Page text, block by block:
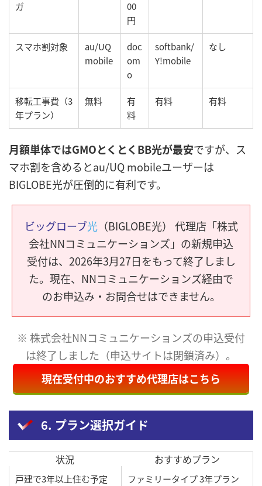
ガ
00
円
スマホ割対象
au/UQ
mobile
doc
om
o
softbank/
Y!mobile
なし
移転工事費（3
年プラン）
無料
有
料
有料 有料
月額単体ではGMOとくとくBB光が最安ですが、ス
マホ割を含めるとau/UQ mobileユーザーは
BIGLOBE光が圧倒的に有利です。
ビッグローブ光（BIGLOBE光） 代理店「株式
会社NNコミュニケーションズ」の新規申込
受付は、2026年3月27日をもって終了しまし
た。現在、NNコミュニケーションズ経由で
のお申込み・お問合せはできません。
※ 株式会社NNコミュニケーションズの申込受付
は終了しました（申込サイトは閉鎖済み）。
現在受付中のおすすめ代理店はこちら
6. プラン選択ガイド
状況 おすすめプラン
戸建で3年以上住む予定 ファミリータイプ 3年プラン